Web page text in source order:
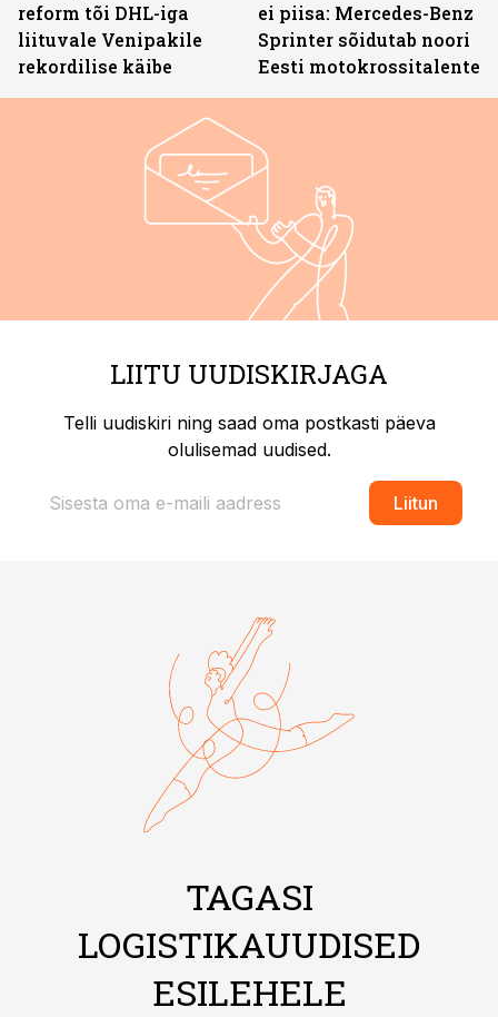
reform tõi DHL-iga
liituvale Venipakile
rekordilise käibe
ei piisa: Mercedes-Benz
Sprinter sõidutab noori
Eesti motokrossitalente
LIITU UUDISKIRJAGA
Telli uudiskiri ning saad oma postkasti päeva
olulisemad uudised.
Liitun
TAGASI
LOGISTIKAUUDISED
ESILEHELE